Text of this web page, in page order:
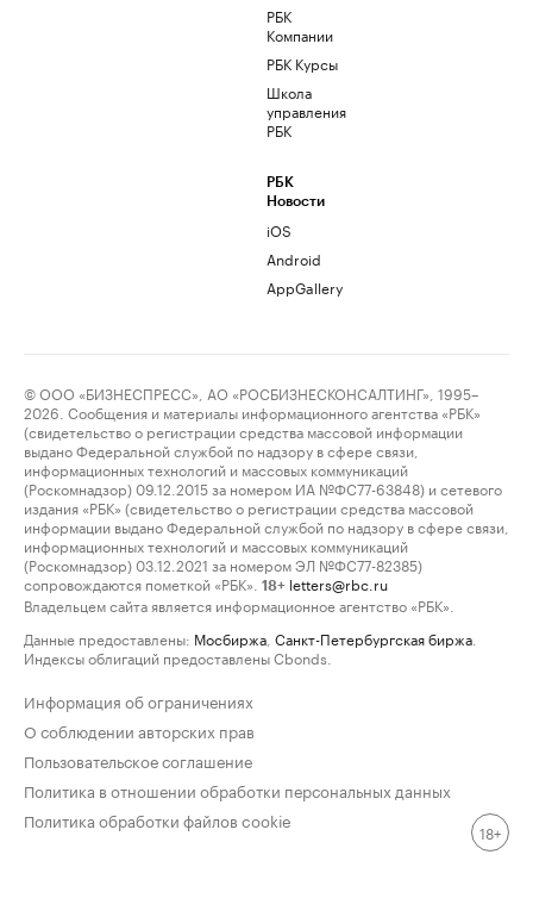
РБК
Компании
РБК Курсы
Школа
управления
РБК
РБК
Новости
iOS
Android
AppGallery
© ООО «БИЗНЕСПРЕСС», АО «РОСБИЗНЕСКОНСАЛТИНГ», 1995–
2026. Сообщения и материалы информационного агентства «РБК»
(свидетельство о регистрации средства массовой информации
выдано Федеральной службой по надзору в сфере связи,
информационных технологий и массовых коммуникаций
(Роскомнадзор) 09.12.2015 за номером ИА №ФС77-63848) и сетевого
издания «РБК» (свидетельство о регистрации средства массовой
информации выдано Федеральной службой по надзору в сфере связи,
информационных технологий и массовых коммуникаций
(Роскомнадзор) 03.12.2021 за номером ЭЛ №ФС77-82385)
сопровождаются пометкой «РБК».
18+ letters@rbc.ru
Владельцем сайта является информационное агентство «РБК».
Данные предоставлены: Мосбиржа Санкт-Петербургская биржа
Индексы облигаций предоставлены Cbonds.
Информация об ограничениях
О соблюдении авторских прав
Пользовательское соглашение
Политика в отношении обработки персональных данных
Политика обработки файлов cookie
18+